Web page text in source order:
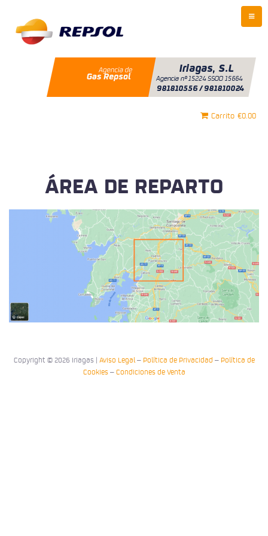
Carrito €0.00
ÁREA DE REPARTO
Copyright © 2026 Iriagas | Aviso Legal– Política de Privacidad – Política de
Cookies–Condiciones de Venta